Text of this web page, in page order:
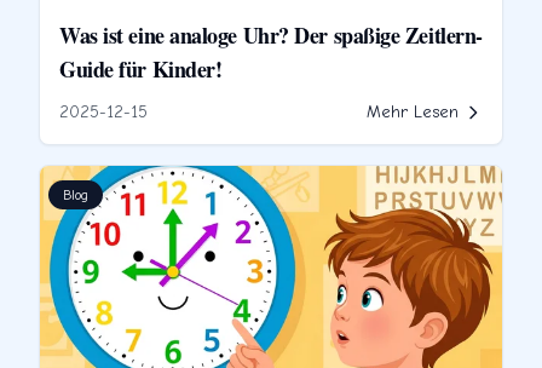
Was ist eine analoge Uhr? Der spaßige Zeitlern-
Guide für Kinder!
2025-12-15 Mehr Lesen
Blog